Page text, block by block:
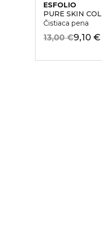
ESFOLIO
PURE SKIN
Čistiaca pena
9,10 €
13,00 €